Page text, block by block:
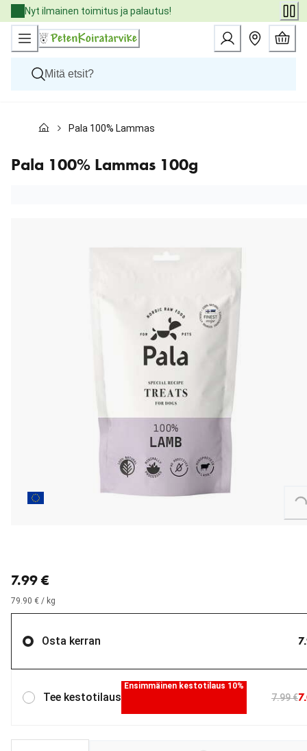
Skip
to
Content
Nyt ilmainen toimitus ja palautus!
Kissat
Eläinlääkäriruoat
Tuotemerkit
Pala 100% Lammas 100g
Pala 100% Lammas 100g
Loading...
7.99 €
79.90 € / kg
Osta kerran
Tee kestotilaus
Ensimmäinen kestotilaus 10%
7.99 €